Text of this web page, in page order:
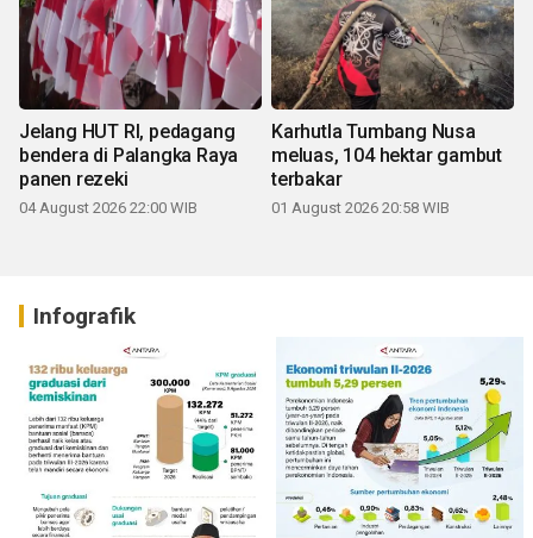
Jelang HUT RI, pedagang
bendera di Palangka Raya
panen rezeki
04 August 2026 22:00 WIB
Karhutla Tumbang Nusa
meluas, 104 hektar gambut
terbakar
01 August 2026 20:58 WIB
Infografik